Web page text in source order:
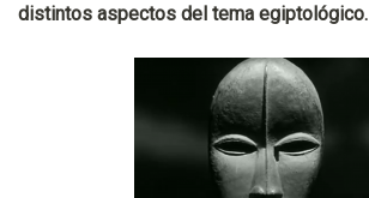
distintos aspectos del tema egiptológico.